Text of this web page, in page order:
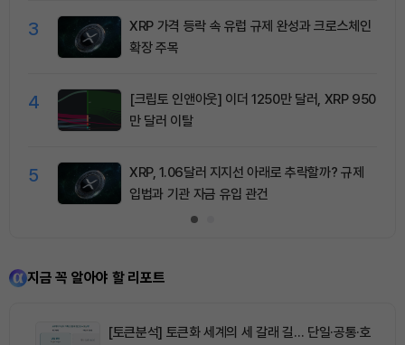
3
XRP 가격 등락 속 유럽 규제 완성과 크로스체인
확장 주목
4
[크립토 인앤아웃] 이더 1250만 달러, XRP 950
만 달러 이탈
5
XRP, 1.06달러 지지선 아래로 추락할까? 규제
입법과 기관 자금 유입 관건
지금 꼭 알아야 할 리포트
[토큰분석] 토큰화 세계의 세 갈래 길… 단일·공통·호